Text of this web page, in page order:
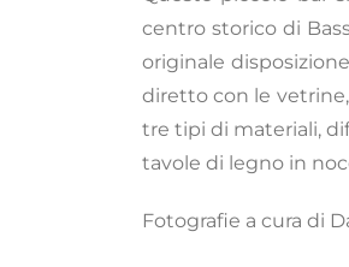
centro storico di
originale
diretto con le
tre tipi di materiali,
tavole di legno in
Fotografie a cura di